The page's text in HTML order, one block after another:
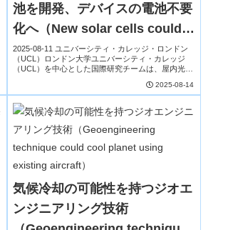
池を開発、デバイスの電池不要
化へ（New solar cells could
power devices from indoor
light）
2025-08-11 ユニバーシティ・カレッジ・ロンドン
（UCL）ロンドン大学ユニバーシティ・カレッジ
（UCL）を中心とした国際研究チームは、屋内光で
電池を開発しました。素材にはペロブスカイトを...
2025-08-14
気候冷却の可能性を持つジオエ
ンジニアリング技術